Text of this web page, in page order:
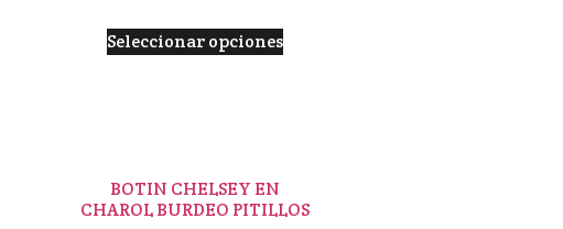
Seleccionar opciones
BOTIN CHELSEY EN
CHAROL BURDEO PITILLOS